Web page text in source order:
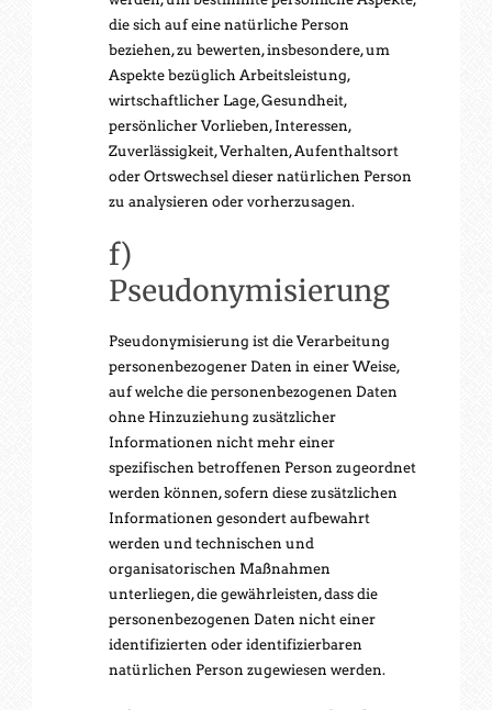
die sich auf eine natürliche Person
beziehen, zu bewerten, insbesondere, um
Aspekte bezüglich Arbeitsleistung,
wirtschaftlicher Lage, Gesundheit,
persönlicher Vorlieben, Interessen,
Zuverlässigkeit, Verhalten, Aufenthaltsort
oder Ortswechsel dieser natürlichen Person
zu analysieren oder vorherzusagen.
f)
Pseudonymisierung
Pseudonymisierung ist die Verarbeitung
personenbezogener Daten in einer Weise,
auf welche die personenbezogenen Daten
ohne Hinzuziehung zusätzlicher
Informationen nicht mehr einer
spezifischen betroffenen Person zugeordnet
werden können, sofern diese zusätzlichen
Informationen gesondert aufbewahrt
werden und technischen und
organisatorischen Maßnahmen
unterliegen, die gewährleisten, dass die
personenbezogenen Daten nicht einer
identifizierten oder identifizierbaren
natürlichen Person zugewiesen werden.